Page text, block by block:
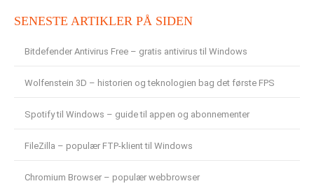
SENESTE ARTIKLER PÅ SIDEN
Bitdefender Antivirus Free – gratis antivirus til Windows
Wolfenstein 3D – historien og teknologien bag det første FPS
Spotify til Windows – guide til appen og abonnementer
FileZilla – populær FTP-klient til Windows
Chromium Browser – populær webbrowser